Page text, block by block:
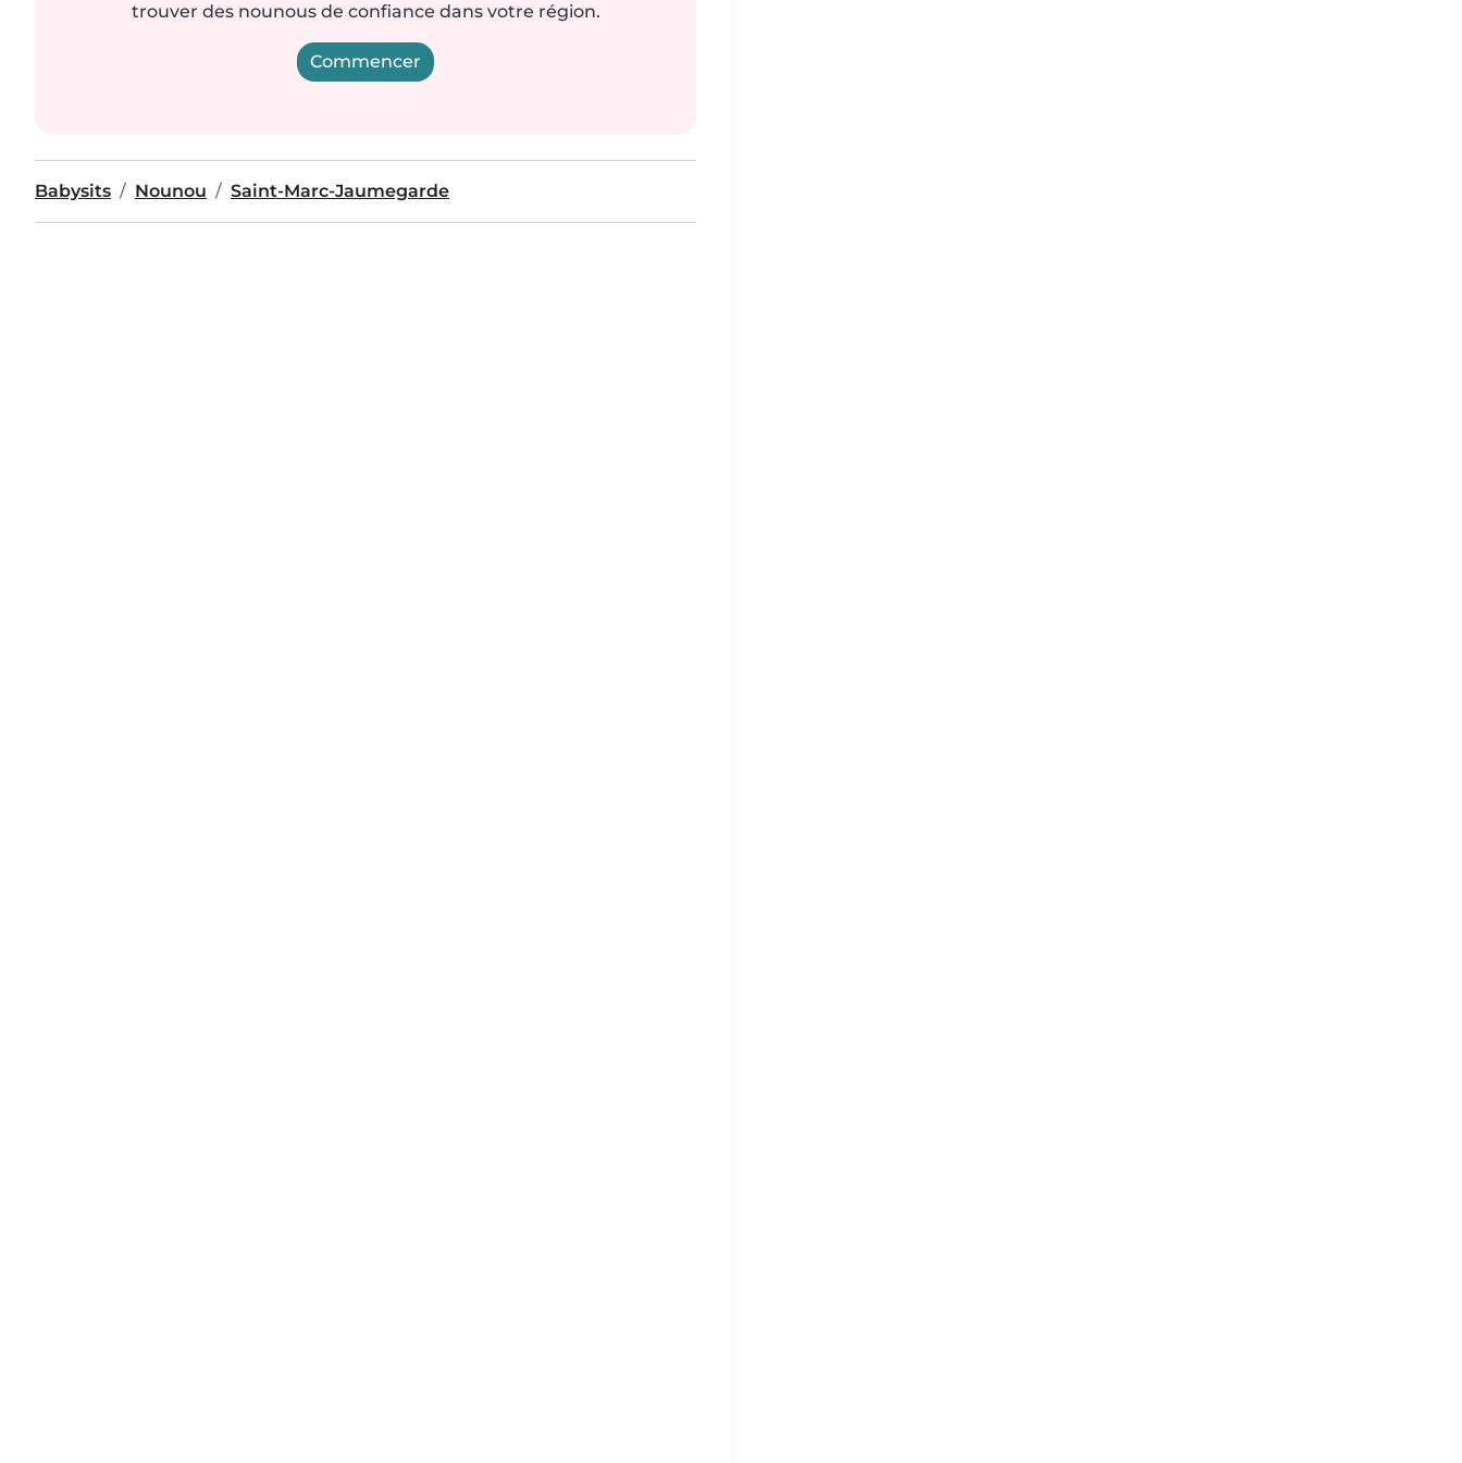
trouver des nounous de confiance dans votre région.
Commencer
Babysits Nounou Saint-Marc-Jaumegarde